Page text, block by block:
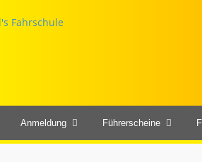
Anmeldung Führerscheine